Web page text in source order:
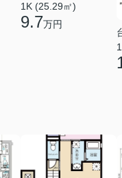
1K (25.29㎡)
9.7万円